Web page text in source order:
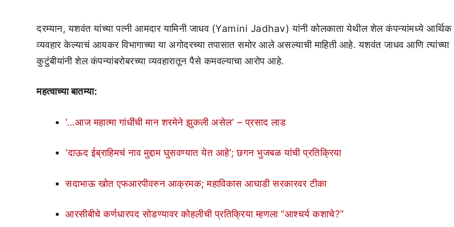
दरम्यान, यशवंत यांच्या पत्नी आमदार यामिनी जाधव (Yamini Jadhav) यांनी कोलकाता येथील शेल कंपन्यांमध्ये आर्थिक
व्यवहार केल्याचं आयकर विभागाच्या या अगोदरच्या तपासात समोर आले असल्याची माहिती आहे. यशवंत जाधव आणि त्यांच्या
कुटुंबीयांनी शेल कंपन्यांबरोबरच्या व्यवहारातून पैसे कमवल्याचा आरोप आहे.
महत्वाच्या बातम्या:
‘…आज महात्मा गांधींची मान शरमेने झुकली असेल’ – प्रसाद लाड
‘दाऊद ईब्राहिमचं नाव मुद्दाम घुसवण्यात येत आहे’; छगन भुजबळ यांची प्रतिक्रिया
सदाभाऊ खोत एफआरपीवरुन आक्रमक; महाविकास आघाडी सरकारवर टीका
आरसीबीचे कर्णधारपद सोडण्यावर कोहलीची प्रतिक्रिया म्हणला “आश्चर्य कशाचे?”